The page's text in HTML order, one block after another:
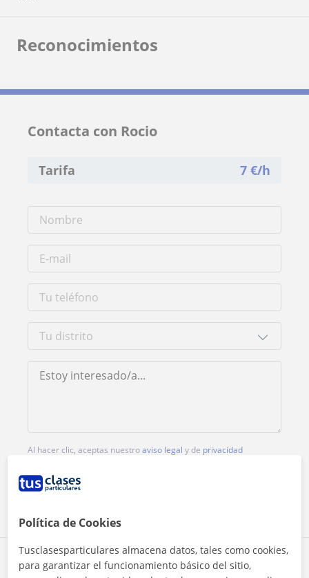
Comparte a este profesor
Reconocimientos
Contacta con Rocio
Tarifa 7 €/h
Al hacer clic, aceptas nuestroaviso legal y de privacidad
Política de Cookies
Tusclasesparticulares almacena datos, tales como cookies,
para garantizar el funcionamiento básico del sitio,